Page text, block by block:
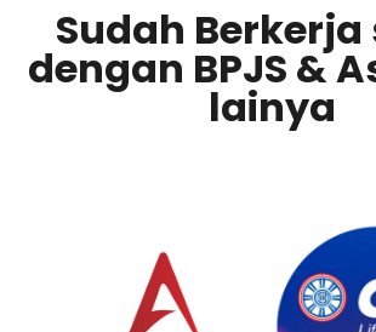
Sudah
dengan BPJS &
lainya